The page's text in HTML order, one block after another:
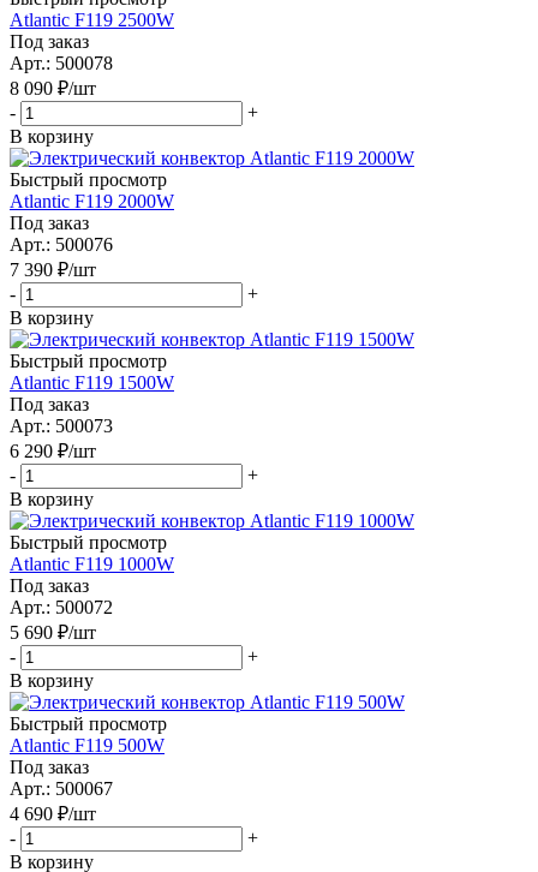
Atlantic F119 2500W
Под заказ
Арт.: 500078
8 090 ₽/шт
-
+
В корзину
Быстрый просмотр
Atlantic F119 2000W
Под заказ
Арт.: 500076
7 390 ₽/шт
-
+
В корзину
Быстрый просмотр
Atlantic F119 1500W
Под заказ
Арт.: 500073
6 290 ₽/шт
-
+
В корзину
Быстрый просмотр
Atlantic F119 1000W
Под заказ
Арт.: 500072
5 690 ₽/шт
-
+
В корзину
Быстрый просмотр
Atlantic F119 500W
Под заказ
Арт.: 500067
4 690 ₽/шт
-
+
В корзину